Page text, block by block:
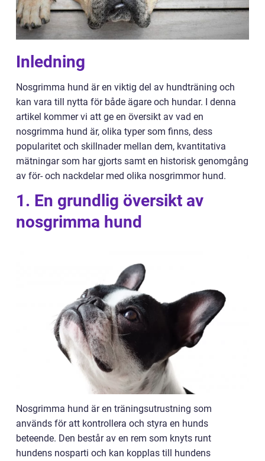
Inledning
Nosgrimma hund är en viktig del av hundträning och
kan vara till nytta för både ägare och hundar. I denna
artikel kommer vi att ge en översikt av vad en
nosgrimma hund är, olika typer som finns, dess
popularitet och skillnader mellan dem, kvantitativa
mätningar som har gjorts samt en historisk genomgång
av för- och nackdelar med olika nosgrimmor hund.
1. En grundlig översikt av
nosgrimma hund
Nosgrimma hund är en träningsutrustning som
används för att kontrollera och styra en hunds
beteende. Den består av en rem som knyts runt
hundens nosparti och kan kopplas till hundens